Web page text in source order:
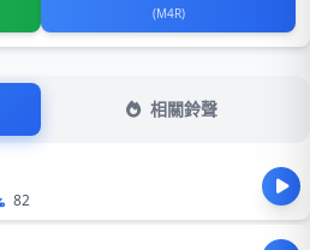
(M4R)
相關鈴聲
82